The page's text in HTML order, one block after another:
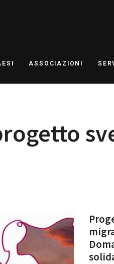
ASSOCIAZIONI